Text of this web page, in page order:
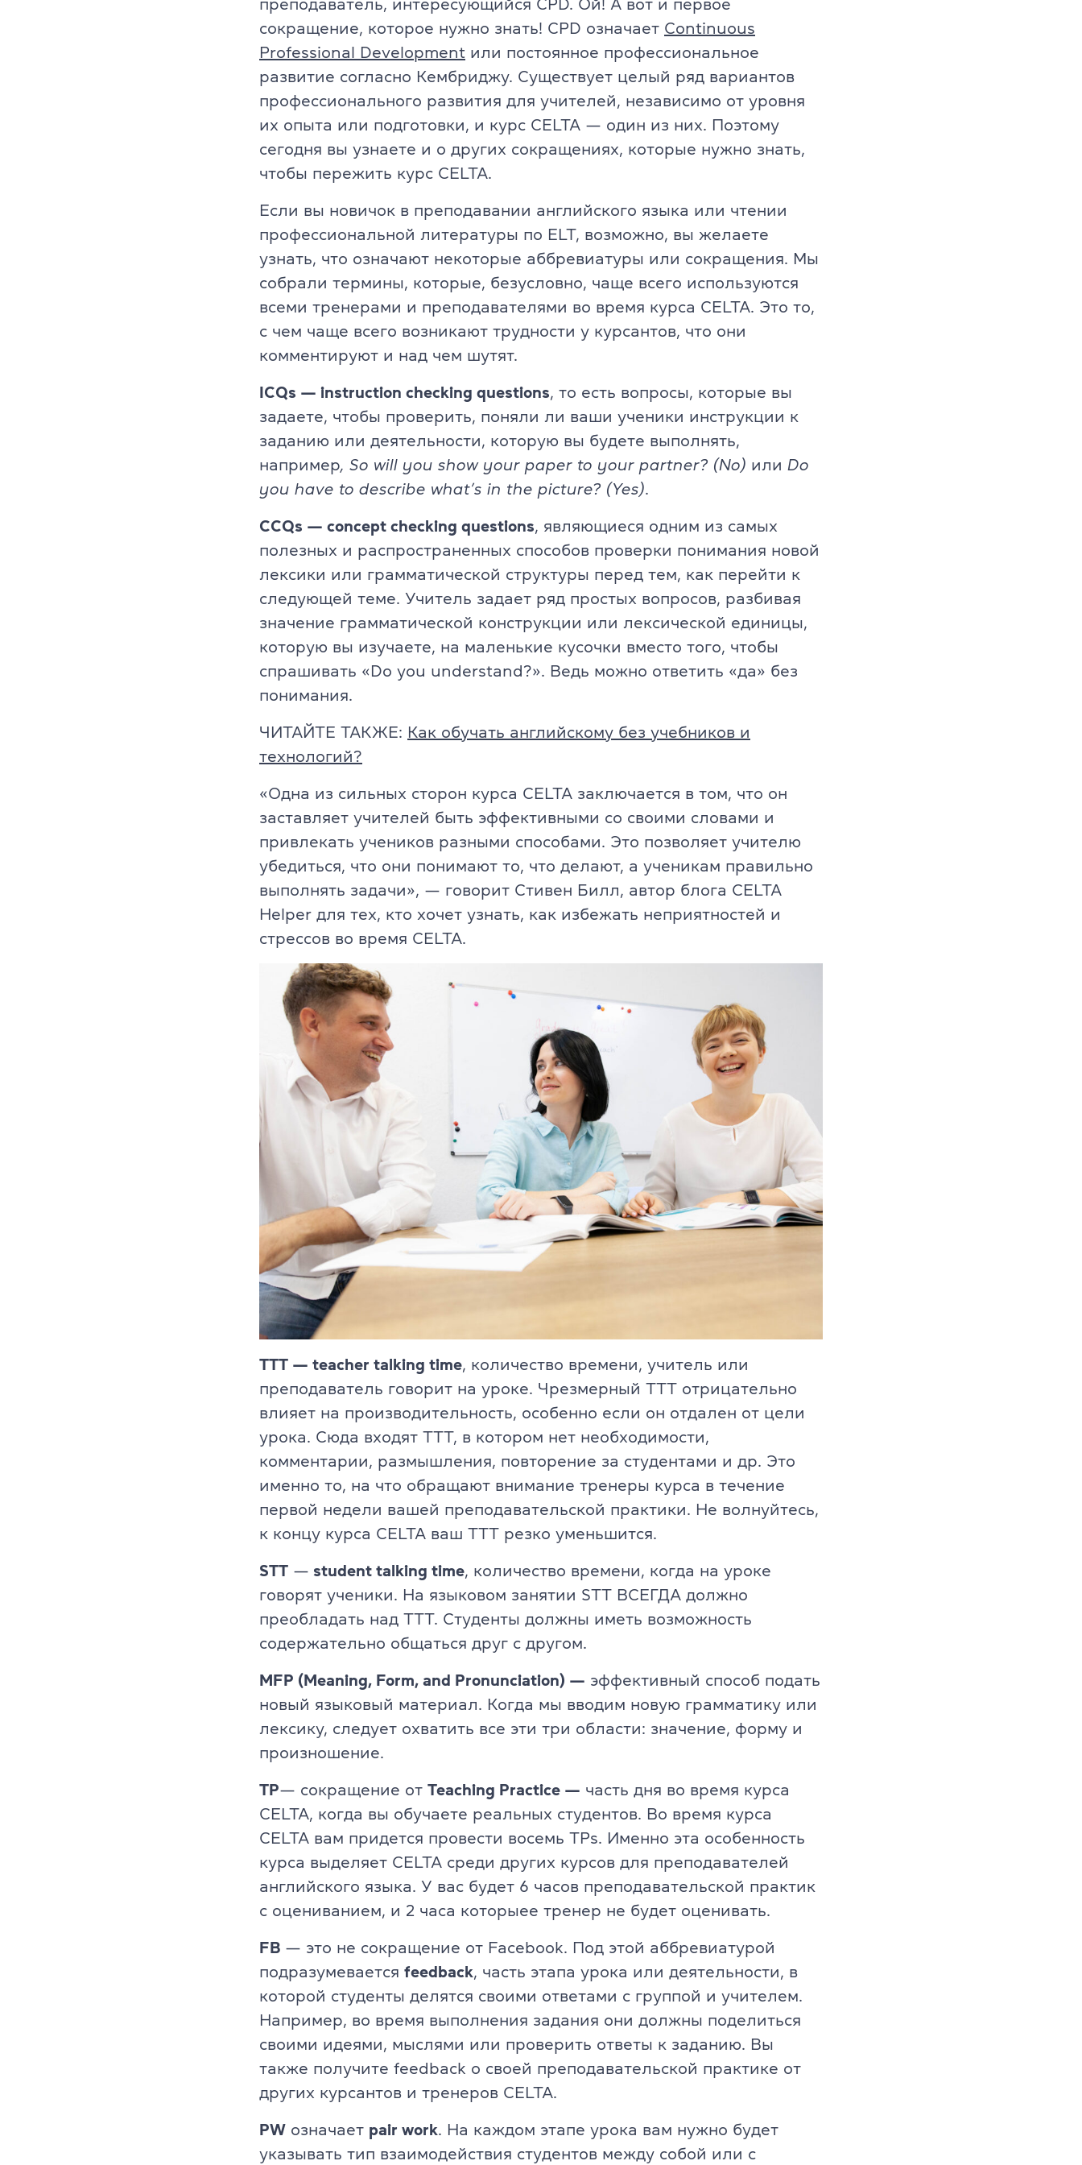
Платформа Grade University
ТOEFL
НМТ
Young Learners (для детей)
FCE, CAE, CPE (для взрослых)
TKT (для преподавателей)
DELTA (для преподавателей)
Linguaskill
TOEFL iBT
Партнерская программа
Главная
Курсы английского языка
О компании
Преподаватели
Благотворительность
Блог
Партнеры
Вакансии
Английский для детей 11-12 лет
Летний экспресс-курс для детей 6-10 лет
Летний экспресс-курс для детей 11-12 лет
Все модули DELTA
DELTA Module 2
Подготовка к TKT
TKT Module 3
TKT Module YL
Экзамены Cambridge English
A2 Key (KET) + for Schools
B1 Preliminary (PET) + for Schools
B2 First (FCE) + for Schools
C1 Advanced (CAE)
DELTA Module 1
Экзамены в Польше
Подготовка к TOEFL
Пробный тест TOEFL
Об экзамене TOEFL
преподаватель, интересующийся CPD. Ой! А вот и первое
сокращение, которое нужно знать! CPD означает Continuous
Professional Development или постоянное профессиональное
развитие согласно Кембриджу. Существует целый ряд вариантов
профессионального развития для учителей, независимо от уровня
их опыта или подготовки, и курс CELTA — один из них. Поэтому
сегодня вы узнаете и о других сокращениях, которые нужно знать,
чтобы пережить курс CELTA.
Если вы новичок в преподавании английского языка или чтении
профессиональной литературы по ELT, возможно, вы желаете
узнать, что означают некоторые аббревиатуры или сокращения. Мы
собрали термины, которые, безусловно, чаще всего используются
всеми тренерами и преподавателями во время курса CELTA. Это то,
с чем чаще всего возникают трудности у курсантов, что они
комментируют и над чем шутят.
ICQs — instruction checking questions, то есть вопросы, которые вы
задаете, чтобы проверить, поняли ли ваши ученики инструкции к
заданию или деятельности, которую вы будете выполнять,
например, So will you show your paper to your partner? (No) или Do
you have to describe what’s in the picture? (Yes).
CCQs — concept checking questions, являющиеся одним из самых
полезных и распространенных способов проверки понимания новой
лексики или грамматической структуры перед тем, как перейти к
следующей теме. Учитель задает ряд простых вопросов, разбивая
значение грамматической конструкции или лексической единицы,
которую вы изучаете, на маленькие кусочки вместо того, чтобы
спрашивать «Do you understand?». Ведь можно ответить «да» без
понимания.
ЧИТАЙТЕ ТАКЖЕ: Как обучать английскому без учебников и
технологий?
«Одна из сильных сторон курса CELTA заключается в том, что он
заставляет учителей быть эффективными со своими словами и
привлекать учеников разными способами. Это позволяет учителю
убедиться, что они понимают то, что делают, а ученикам правильно
выполнять задачи», — говорит Стивен Билл, автор блога CELTA
Helper для тех, кто хочет узнать, как избежать неприятностей и
стрессов во время CELTA.
TTT — teacher talking time, количество времени, учитель или
преподаватель говорит на уроке. Чрезмерный ТТТ отрицательно
влияет на производительность, особенно если он отдален от цели
урока. Сюда входят TTT, в котором нет необходимости,
комментарии, размышления, повторение за студентами и др. Это
именно то, на что обращают внимание тренеры курса в течение
первой недели вашей преподавательской практики. Не волнуйтесь,
к концу курса CELTA ваш ТТТ резко уменьшится.
STT — student talking time, количество времени, когда на уроке
говорят ученики. На языковом занятии STT ВСЕГДА должно
преобладать над TTT. Студенты должны иметь возможность
содержательно общаться друг с другом.
MFP (Meaning, Form, and Pronunciation) — эффективный способ подать
новый языковый материал. Когда мы вводим новую грамматику или
лексику, следует охватить все эти три области: значение, форму и
произношение.
TP— сокращение от Teaching Practice — часть дня во время курса
CELTA, когда вы обучаете реальных студентов. Во время курса
CELTA вам придется провести восемь TPs. Именно эта особенность
курса выделяет CELTA среди других курсов для преподавателей
английского языка. У вас будет 6 часов преподавательской практик
с оцениванием, и 2 часа которыее тренер не будет оценивать.
FB — это не сокращение от Facebook. Под этой аббревиатурой
подразумевается feedback, часть этапа урока или деятельности, в
которой студенты делятся своими ответами с группой и учителем.
Например, во время выполнения задания они должны поделиться
своими идеями, мыслями или проверить ответы к заданию. Вы
также получите feedback о своей преподавательской практике от
других курсантов и тренеров CELTA.
PW означает pair work. На каждом этапе урока вам нужно будет
указывать тип взаимодействия студентов между собой или с